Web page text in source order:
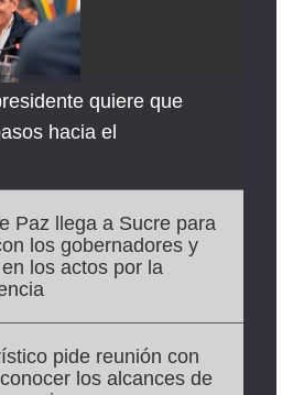
quiere que
hacia el
Paz llega a Sucre para
los gobernadores y
los actos por la
pide reunión con
los alcances de